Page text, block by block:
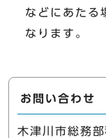
などにあたる
なります。
お問い合わせ
木津川市総務